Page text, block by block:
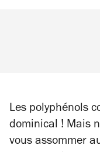
Les polyphénols
dominical ! Mais
vous assommer